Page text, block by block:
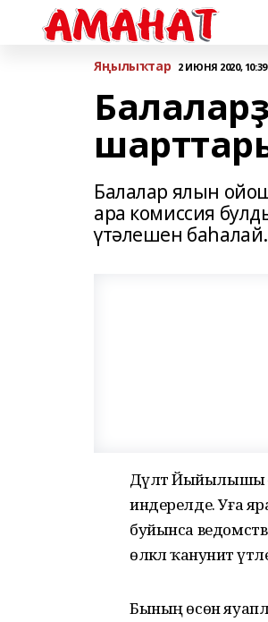
Яңылыҡтар 2 ИЮНЯ 2020, 10:39
Балалар ялын
ара комиссия
үтәлешен баһалай.
Дәүләт Йыйылышы
индерелде. Уға
буйынса
өлкәлә ҡануниәт
Бының өсөн